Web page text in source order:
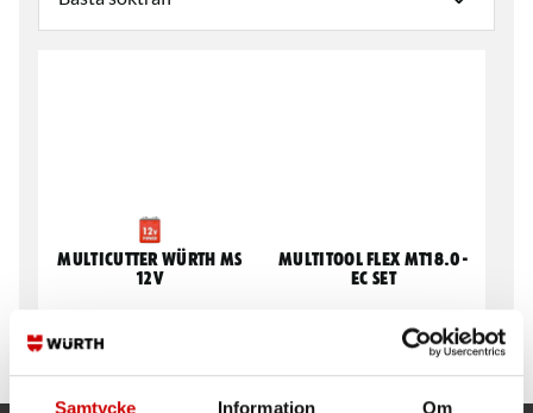
Samtycke Information Om
Multicutter Würth MS
12V
Multitool Flex MT18.0-
EC Set
laddare & väska